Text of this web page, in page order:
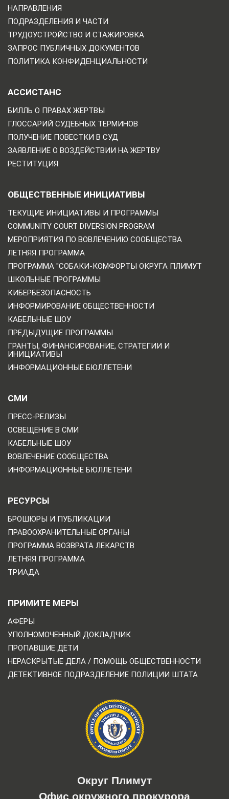
НАПРАВЛЕНИЯ
ПОДРАЗДЕЛЕНИЯ И ЧАСТИ
ТРУДОУСТРОЙСТВО И СТАЖИРОВКА
ЗАПРОС ПУБЛИЧНЫХ ДОКУМЕНТОВ
ПОЛИТИКА КОНФИДЕНЦИАЛЬНОСТИ
АССИСТАНС
БИЛЛЬ О ПРАВАХ ЖЕРТВЫ
ГЛОССАРИЙ СУДЕБНЫХ ТЕРМИНОВ
ПОЛУЧЕНИЕ ПОВЕСТКИ В СУД
ЗАЯВЛЕНИЕ О ВОЗДЕЙСТВИИ НА ЖЕРТВУ
РЕСТИТУЦИЯ
ОБЩЕСТВЕННЫЕ ИНИЦИАТИВЫ
ТЕКУЩИЕ ИНИЦИАТИВЫ И ПРОГРАММЫ
COMMUNITY COURT DIVERSION PROGRAM
МЕРОПРИЯТИЯ ПО ВОВЛЕЧЕНИЮ СООБЩЕСТВА
ЛЕТНЯЯ ПРОГРАММА
ПРОГРАММА "СОБАКИ-КОМФОРТЫ ОКРУГА ПЛИМУТ
ШКОЛЬНЫЕ ПРОГРАММЫ
КИБЕРБЕЗОПАСНОСТЬ
ИНФОРМИРОВАНИЕ ОБЩЕСТВЕННОСТИ
КАБЕЛЬНЫЕ ШОУ
ПРЕДЫДУЩИЕ ПРОГРАММЫ
ГРАНТЫ, ФИНАНСИРОВАНИЕ, СТРАТЕГИИ И
ИНИЦИАТИВЫ
ИНФОРМАЦИОННЫЕ БЮЛЛЕТЕНИ
СМИ
ПРЕСС-РЕЛИЗЫ
ОСВЕЩЕНИЕ В СМИ
КАБЕЛЬНЫЕ ШОУ
ВОВЛЕЧЕНИЕ СООБЩЕСТВА
ИНФОРМАЦИОННЫЕ БЮЛЛЕТЕНИ
РЕСУРСЫ
БРОШЮРЫ И ПУБЛИКАЦИИ
ПРАВООХРАНИТЕЛЬНЫЕ ОРГАНЫ
ПРОГРАММА ВОЗВРАТА ЛЕКАРСТВ
ЛЕТНЯЯ ПРОГРАММА
ТРИАДА
ПРИМИТЕ МЕРЫ
АФЕРЫ
УПОЛНОМОЧЕННЫЙ ДОКЛАДЧИК
ПРОПАВШИЕ ДЕТИ
НЕРАСКРЫТЫЕ ДЕЛА / ПОМОЩЬ ОБЩЕСТВЕННОСТИ
ДЕТЕКТИВНОЕ ПОДРАЗДЕЛЕНИЕ ПОЛИЦИИ ШТАТА
Округ Плимут
Офис окружного прокурора